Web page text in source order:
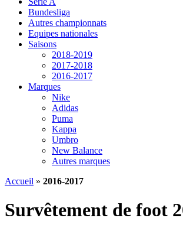
Bundesliga
Autres championnats
Equipes nationales
Saisons
2018-2019
2017-2018
2016-2017
Marques
Nike
Adidas
Puma
Kappa
Umbro
New Balance
Autres marques
Accueil » 2016-2017
Survêtement de foot